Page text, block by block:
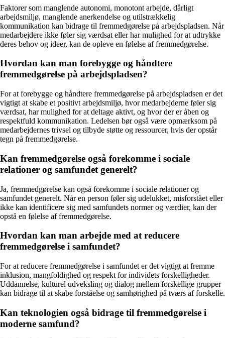
Faktorer som manglende autonomi, monotont arbejde, dårligt
arbejdsmiljø, manglende anerkendelse og utilstrækkelig
kommunikation kan bidrage til fremmedgørelse på arbejdspladsen. Når
medarbejdere ikke føler sig værdsat eller har mulighed for at udtrykke
deres behov og ideer, kan de opleve en følelse af fremmedgørelse.
Hvordan kan man forebygge og håndtere
fremmedgørelse på arbejdspladsen?
For at forebygge og håndtere fremmedgørelse på arbejdspladsen er det
vigtigt at skabe et positivt arbejdsmiljø, hvor medarbejderne føler sig
værdsat, har mulighed for at deltage aktivt, og hvor der er åben og
respektfuld kommunikation. Ledelsen bør også være opmærksom på
medarbejdernes trivsel og tilbyde støtte og ressourcer, hvis der opstår
tegn på fremmedgørelse.
Kan fremmedgørelse også forekomme i sociale
relationer og samfundet generelt?
Ja, fremmedgørelse kan også forekomme i sociale relationer og
samfundet generelt. Når en person føler sig udelukket, misforstået eller
ikke kan identificere sig med samfundets normer og værdier, kan der
opstå en følelse af fremmedgørelse.
Hvordan kan man arbejde med at reducere
fremmedgørelse i samfundet?
For at reducere fremmedgørelse i samfundet er det vigtigt at fremme
inklusion, mangfoldighed og respekt for individets forskelligheder.
Uddannelse, kulturel udveksling og dialog mellem forskellige grupper
kan bidrage til at skabe forståelse og samhørighed på tværs af forskelle.
Kan teknologien også bidrage til fremmedgørelse i
moderne samfund?